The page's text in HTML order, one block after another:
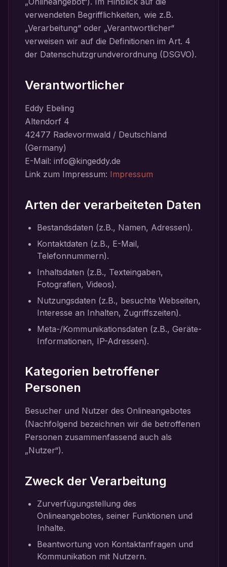
verwendeten Begrifflichkeiten, wie z.B.
„Verarbeitung“ oder „Verantwortlicher“
verweisen wir auf die Definitionen im Art. 4
der Datenschutzgrundverordnung (DSGVO).
Verantwortlicher
Eddy Ebeling
Altendorf 4
42477 Radevormwald / Deutschland
(Germany)
E-Mail: info@kingeddy.de
Link zum Impressum: Impressum
Arten der verarbeiteten Daten
Bestandsdaten (z.B., Namen, Adressen).
Kontaktdaten (z.B., E-Mail,
Telefonnummern).
Inhaltsdaten (z.B., Texteingaben,
Fotografien, Videos).
Nutzungsdaten (z.B., besuchte Webseiten,
Interesse an Inhalten, Zugriffszeiten).
Meta-/Kommunikationsdaten (z.B., Geräte-
Informationen, IP-Adressen).
Kategorien betroffener
Personen
Besucher und Nutzer des Onlineangebotes
(Nachfolgend bezeichnen wir die betroffenen
Personen zusammenfassend auch als
„Nutzer“).
Zweck der Verarbeitung
Zurverfügungstellung des
Onlineangebotes, seiner Funktionen und
Inhalte.
Beantwortung von Kontaktanfragen und
Kommunikation mit Nutzern.